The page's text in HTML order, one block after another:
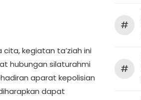
kegiatan ta’ziah ini
hubungan silaturahmi
aparat kepolisian
dapat
#
#